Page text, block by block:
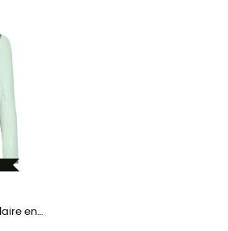
Fleece Grid Jacket - Polaire en laine mérinos femme